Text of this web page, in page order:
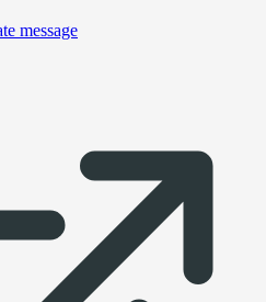
message